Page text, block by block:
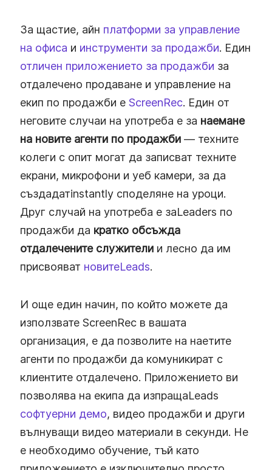
За щастие, айн платформи за управление
на офиса и инструменти за продажби. Един
отличен приложението за продажби за
отдалечено продаване и управление на
екип по продажби е ScreenRec. Един от
неговите случаи на употреба е за наемане
на новите агенти по продажби — техните
колеги с опит могат да записват техните
екрани, микрофони и уеб камери, за да
създадатinstantly споделяне на уроци.
Друг случай на употреба е заLeaders по
продажби да кратко обсъжда
отдалечените служители и лесно да им
присвояват новитеLeads.
И още един начин, по който можете да
използвате ScreenRec в вашата
организация, е да позволите на наетите
агенти по продажби да комуникират с
клиентите отдалечено. Приложението ви
позволява на екипа да изпращаLeads
софтуерни демо, видео продажби и други
вълнуващи видео материали в секунди. Не
е необходимо обучение, тъй като